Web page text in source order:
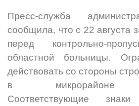
Пресс-служба
сообщила, что с 22 августа
перед контрольно-
областной больницы.
действовать со стороны
в микрорайоне
Соответствующие